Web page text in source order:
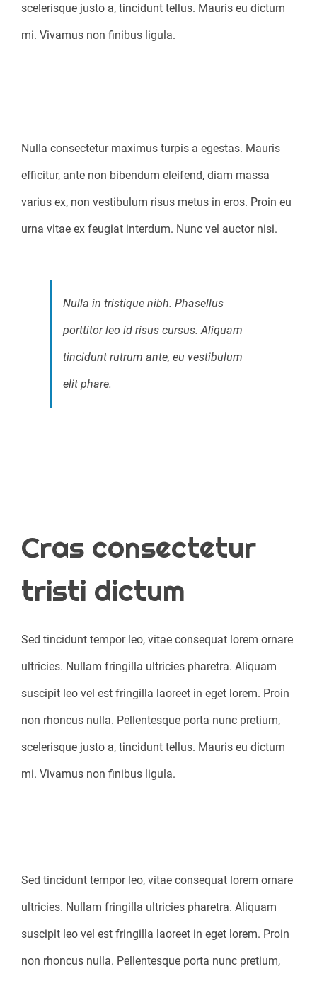
scelerisque justo a, tincidunt tellus. Mauris eu dictum
mi. Vivamus non finibus ligula.
Nulla consectetur maximus turpis a egestas. Mauris
efficitur, ante non bibendum eleifend, diam massa
varius ex, non vestibulum risus metus in eros. Proin eu
urna vitae ex feugiat interdum. Nunc vel auctor nisi.
Nulla in tristique nibh. Phasellus
porttitor leo id risus cursus. Aliquam
tincidunt rutrum ante, eu vestibulum
elit phare.
Cras consectetur
tristi dictum
Sed tincidunt tempor leo, vitae consequat lorem ornare
ultricies. Nullam fringilla ultricies pharetra. Aliquam
suscipit leo vel est fringilla laoreet in eget lorem. Proin
non rhoncus nulla. Pellentesque porta nunc pretium,
scelerisque justo a, tincidunt tellus. Mauris eu dictum
mi. Vivamus non finibus ligula.
Sed tincidunt tempor leo, vitae consequat lorem ornare
ultricies. Nullam fringilla ultricies pharetra. Aliquam
suscipit leo vel est fringilla laoreet in eget lorem. Proin
non rhoncus nulla. Pellentesque porta nunc pretium,